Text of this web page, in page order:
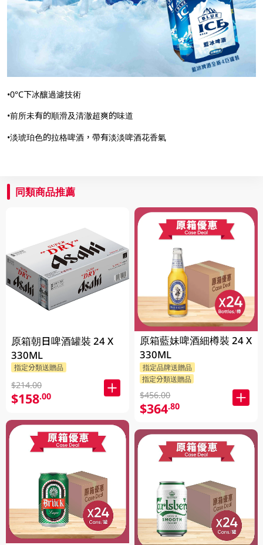
•0°C下冰釀過濾技術
•前所未有的順滑及清澈超爽的味道
•淡琥珀色的拉格啤酒，帶有淡淡啤酒花香氣
同類商品推薦
原箱朝日啤酒罐裝 24 X
330ML
指定分類送贈品
$214.00
$158.00
原箱藍妹啤酒細樽裝 24 X
330ML
指定品牌送贈品
指定分類送贈品
$456.00
$364.80